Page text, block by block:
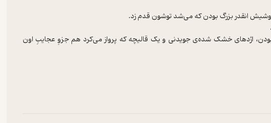
دیگ‌های بزرگ و قدیمی که برای فروش گذاشته شده بودن، اژدهای خشک شده‌ی جویدنی و یک قالیچه که پرواز می‌‎کرد هم جزوِ عجایبِ اون